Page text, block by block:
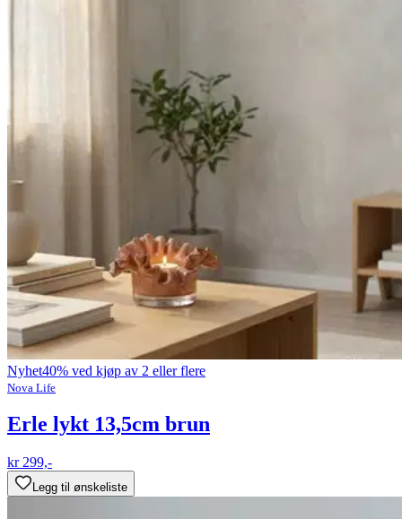
Nyhet40% ved kjøp av 2 eller flere
Nova Life
Erle lykt 13,5cm brun
kr 299,-
Legg til ønskeliste